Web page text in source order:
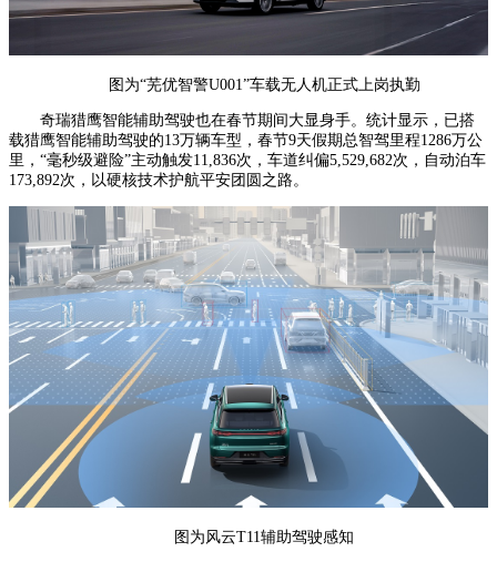
图为“芜优智警U001”车载无人机正式上岗执勤
奇瑞猎鹰智能辅助驾驶也在春节期间大显身手。统计显示，已搭
载猎鹰智能辅助驾驶的13万辆车型，春节9天假期总智驾里程1286万公
里，“毫秒级避险”主动触发11,836次，车道纠偏5,529,682次，自动泊车
173,892次，以硬核技术护航平安团圆之路。
图为风云T11辅助驾驶感知